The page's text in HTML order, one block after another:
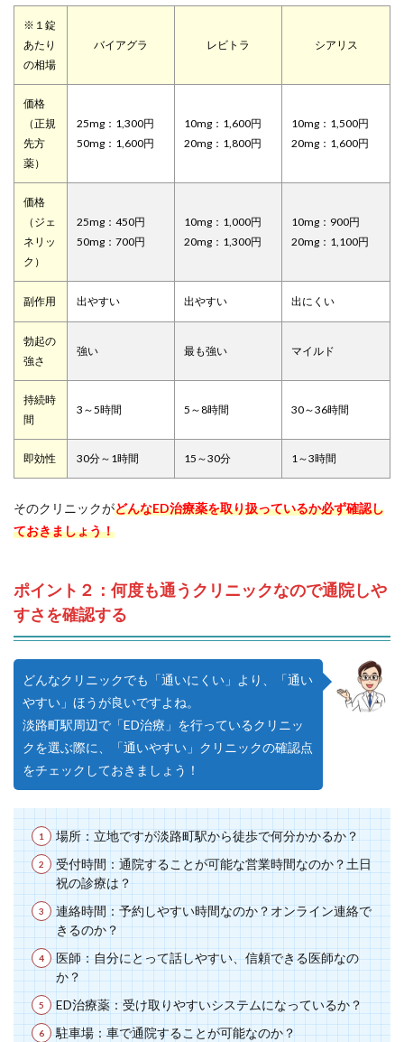
※１錠
あたり
の相場
バイアグラ レビトラ シアリス
価格
（正規
先方
薬）
25mg：1,300円
50mg：1,600円
10mg：1,600円
20mg：1,800円
10mg：1,500円
20mg：1,600円
価格
（ジェ
ネリッ
ク）
25mg：450円
50mg：700円
10mg：1,000円
20mg：1,300円
10mg：900円
20mg：1,100円
副作用 出やすい 出やすい 出にくい
勃起の
強さ
強い 最も強い マイルド
持続時
間
3～5時間 5～8時間 30～36時間
即効性 30分～1時間 15～30分 1～3時間
そのクリニックがどんなED治療薬を取り扱っているか必ず確認し
ておきましょう！
ポイント２：何度も通うクリニックなので通院しや
すさを確認する
どんなクリニックでも「通いにくい」より、「通い
やすい」ほうが良いですよね。
淡路町駅周辺で「ED治療」を行っているクリニッ
クを選ぶ際に、「通いやすい」クリニックの確認点
をチェックしておきましょう！
場所：立地ですが淡路町駅から徒歩で何分かかるか？
受付時間：通院することが可能な営業時間なのか？土日
祝の診療は？
連絡時間：予約しやすい時間なのか？オンライン連絡で
きるのか？
医師：自分にとって話しやすい、信頼できる医師なの
か？
ED治療薬：受け取りやすいシステムになっているか？
駐車場：車で通院することが可能なのか？